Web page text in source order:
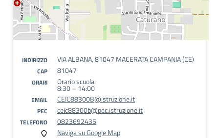
INDIRIZZO VIA ALBANA, 81047 MACERATA CAMPANIA (CE)
CAP 81047
ORARI Orario scuola:
8:30 – 14:00
EMAIL CEIC88300B@istruzione.it
PEC ceic88300b@pec.istruzione.it
TELEFONO
0823692435
Naviga su Google Map